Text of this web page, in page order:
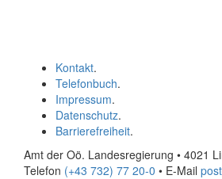
Kontakt.
Telefonbuch.
Impressum.
Datenschutz.
Barrierefreiheit.
Amt der Oö. Landesregierung • 4021
Telefon (+43 732) 77 20-0 • E-Mail